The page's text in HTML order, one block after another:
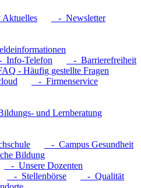
- Newsletter
Info-Telefon
- Barrierefreiheit
- Häufig gestellte Fragen
- Firmenservice
und Lernberatung
- Campus Gesundheit
Bildung
- Unsere Dozenten
- Stellenbörse
- Qualität